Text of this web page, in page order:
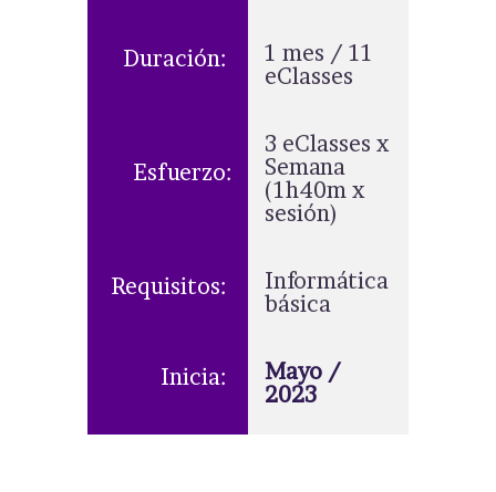
Duración:
1 mes / 11
eClasses
Esfuerzo:
3 eClasses x
Semana
(1h40m x
sesión)
Requisitos:
Informática
básica
Inicia:
Mayo /
2023